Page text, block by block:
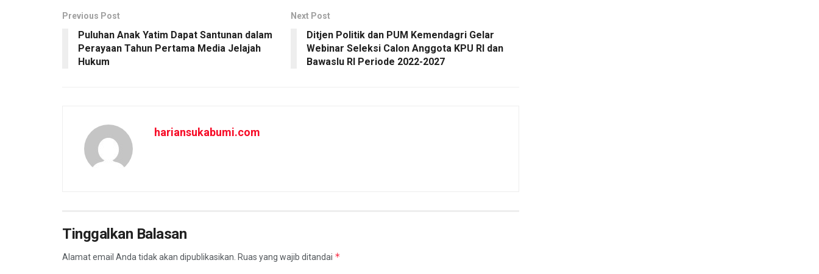
o
k
p
Previous Post
Puluhan Anak Yatim Dapat Santunan dalam
Perayaan Tahun Pertama Media Jelajah
Hukum
Next Post
Ditjen Politik dan PUM Kemendagri Gelar
Webinar Seleksi Calon Anggota KPU RI dan
Bawaslu RI Periode 2022-2027
hariansukabumi.com
Tinggalkan Balasan
Alamat email Anda tidak akan dipublikasikan. Ruas yang wajib ditandai *